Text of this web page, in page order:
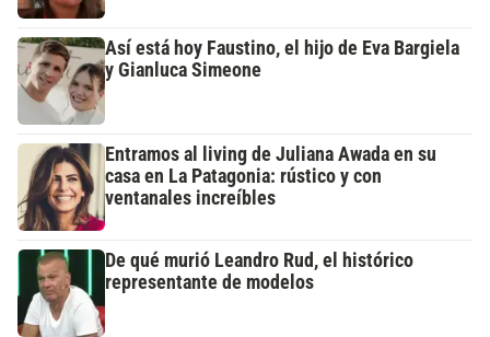
Así está hoy Faustino, el hijo de Eva Bargiela
y Gianluca Simeone
Entramos al living de Juliana Awada en su
casa en La Patagonia: rústico y con
ventanales increíbles
De qué murió Leandro Rud, el histórico
representante de modelos